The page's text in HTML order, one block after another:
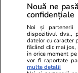
Vacanțe și Cultură
Țara din
recomandă
Nouă ne
confidențiale
Noi și partenerii
dispozitivul dvs.,
datelor cu caracter
făcând clic mai
în orice moment
vor fi raportate
multe detalii